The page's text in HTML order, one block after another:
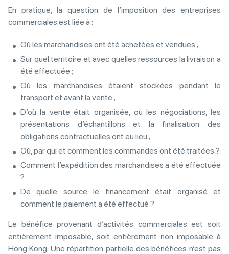
En pratique, la question de l’imposition des entreprises
commerciales est liée à :
Où les marchandises ont été achetées et vendues ;
Sur quel territoire et avec quelles ressources la livraison a
été effectuée ;
Où les marchandises étaient stockées pendant le
transport et avant la vente ;
D’où la vente était organisée, où les négociations, les
présentations d’échantillons et la finalisation des
obligations contractuelles ont eu lieu ;
Où, par qui et comment les commandes ont été traitées ?
Comment l’expédition des marchandises a été effectuée
?
De quelle source le financement était organisé et
comment le paiement a été effectué ?
Le bénéfice provenant d’activités commerciales est soit
entièrement imposable, soit entièrement non imposable à
Hong Kong. Une répartition partielle des bénéfices n’est pas